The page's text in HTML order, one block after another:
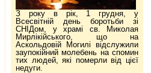
З року в рік, 1 грудня, у
Всесвітній день боротьби зі
СНІДом, у храмі св. Миколая
Мирлікійського, що на
Аскольдовій Могилі відслужили
заупокійний молебень на спомин
тих людей, які померли від цієї
недуги.